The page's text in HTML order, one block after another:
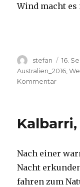
Wind macht es
Autor
stefan
am
16.
Australien_2016 ,
Kommentarzu
Kalbarri,
Nach einer
Nacht
fahren zum